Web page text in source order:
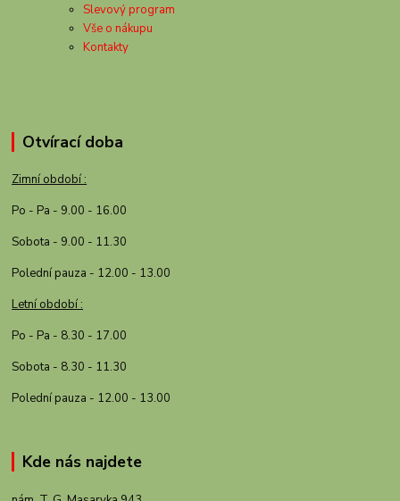
Slevový program
Vše o nákupu
Kontakty
Otvírací doba
Zimní období :
Po - Pa - 9.00 - 16.00
Sobota - 9.00 - 11.30
Polední pauza - 12.00 - 13.00
Letní období :
Po - Pa - 8.30 - 17.00
Sobota - 8.30 - 11.30
Polední pauza - 12.00 - 13.00
Kde nás najdete